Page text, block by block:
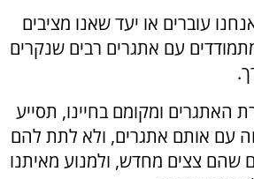
עוברים או יעד שאנו מציבים
עם אתגרים רבים שנקרים
האתגרים ומקומם בחיינו, תסייע
עם אותם אתגרים, ולא לתת להם
שהם צצים מחדש, ולמנוע מאיתנו